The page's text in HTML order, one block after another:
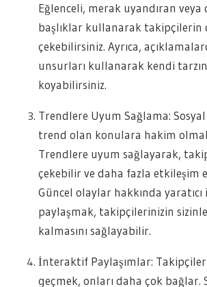
Eğlenceli, merak uyandıran veya
başlıklar kullanarak takipçilerin
çekebilirsiniz. Ayrıca,
unsurları kullanarak kendi
koyabilirsiniz.
Trendlere Uyum Sağlama: Sosyal
trend olan konulara hakim
Trendlere uyum sağlayarak,
çekebilir ve daha fazla etkileşim
Güncel olaylar hakkında
paylaşmak, takipçilerinizin
kalmasını sağlayabilir.
İnteraktif Paylaşımlar:
geçmek, onları daha çok bağlar.